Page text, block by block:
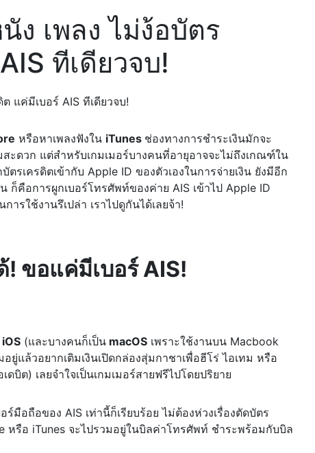
ง เพลง ไม่ง้อบัตร
ทีเดียวจบ!
หรือหาเพลงฟังใน iTunes ช่องทางการชำระเงินมักจะ
ะดวก แต่สำหรับเกมเมอร์บางคนที่อายุอาจจะไม่ถึงเกณฑ์ใน
รเครดิตเข้ากับ Apple ID ของตัวเองในการจ่ายเงิน ยังมีอีก
ก็คือการผูกเบอร์โทรศัพท์ของค่าย AIS เข้าไป Apple ID
รใช้งานรึเปล่า เราไปดูกันได้เลยจ้า!
! ขอแค่มีเบอร์ AIS!
iOS (และบางคนก็เป็น macOS เพราะใช้งานบน Macbook
ยู่แล้วอยากเติมเงินเปิดกล่องสุ่มกาชาเพื่อฮีโร่ ไอเทม หรือ
บิต) เลยจำใจเป็นเกมเมอร์สายฟรีไปโดยปริยาย
อถือของ AIS เท่านี้ก็เรียบร้อย ไม่ต้องห่วงเรื่องตัดบัตร
หรือ iTunes จะไปรวมอยู่ในบิลค่าโทรศัพท์ ชำระพร้อมกับบิล